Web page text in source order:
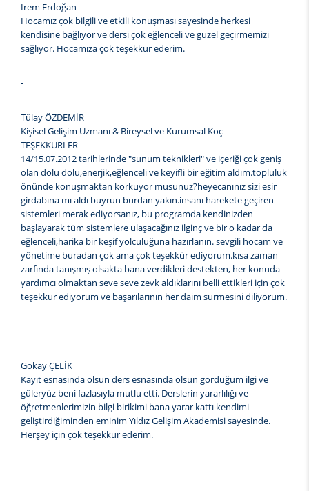
İrem Erdoğan
Hocamız çok bilgili ve etkili konuşması sayesinde herkesi
kendisine bağlıyor ve dersi çok eğlenceli ve güzel geçirmemizi
sağlıyor. Hocamıza çok teşekkür ederim.
-
Tülay ÖZDEMİR
Kişisel Gelişim Uzmanı & Bireysel ve Kurumsal Koç
TEŞEKKÜRLER
14/15.07.2012 tarihlerinde "sunum teknikleri" ve içeriği çok geniş
olan dolu dolu,enerjik,eğlenceli ve keyifli bir eğitim aldım.topluluk
önünde konuşmaktan korkuyor musunuz?heyecanınız sizi esir
girdabına mı aldı buyrun burdan yakın.insanı harekete geçiren
sistemleri merak ediyorsanız, bu programda kendinizden
başlayarak tüm sistemlere ulaşacağınız ilginç ve bir o kadar da
eğlenceli,harika bir keşif yolculuğuna hazırlanın. sevgili hocam ve
yönetime buradan çok ama çok teşekkür ediyorum.kısa zaman
zarfında tanışmış olsakta bana verdikleri destekten, her konuda
yardımcı olmaktan seve seve zevk aldıklarını belli ettikleri için çok
teşekkür ediyorum ve başarılarının her daim sürmesini diliyorum.
-
Gökay ÇELİK
Kayıt esnasında olsun ders esnasında olsun gördüğüm ilgi ve
güleryüz beni fazlasıyla mutlu etti. Derslerin yararlılığı ve
öğretmenlerimizin bilgi birikimi bana yarar kattı kendimi
geliştirdiğiminden eminim Yıldız Gelişim Akademisi sayesinde.
Herşey için çok teşekkür ederim.
-